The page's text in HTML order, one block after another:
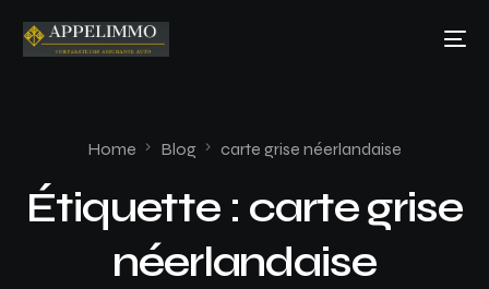
Home Blog carte grise néerlandaise
Étiquette : carte grise
néerlandaise